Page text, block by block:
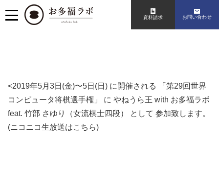
資料請求 お問い合わせ
<2019年5月3日(金)〜5日(日) に開催される
「第29回世界
コンピュータ将棋選手権」
に やねうら王 with お多福ラボ
feat. 竹部 さゆり（女流棋士四段） として 参加致します。
(ニコニコ生放送はこちら)